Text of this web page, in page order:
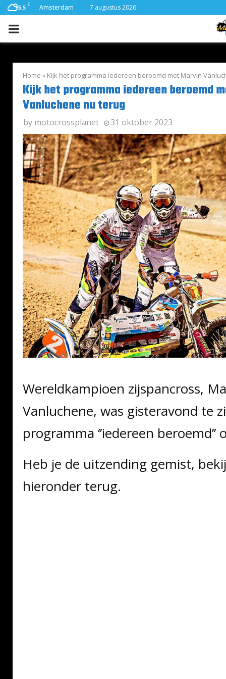
15.5 C Amsterdam 7 augustus 2026
PRIMARY
Home » Kijk het programma iedereen beroemd met Marvin
Kijk het programma iedereen beroemd
Vanluchene nu terug
by motocrossplanet 31 oktober 2023
Wereldkampioen zijspancross,
Vanluchene, was gisteravond te
programma ‘’iedereen beroemd’’
Heb je de uitzending gemist,
hieronder terug.